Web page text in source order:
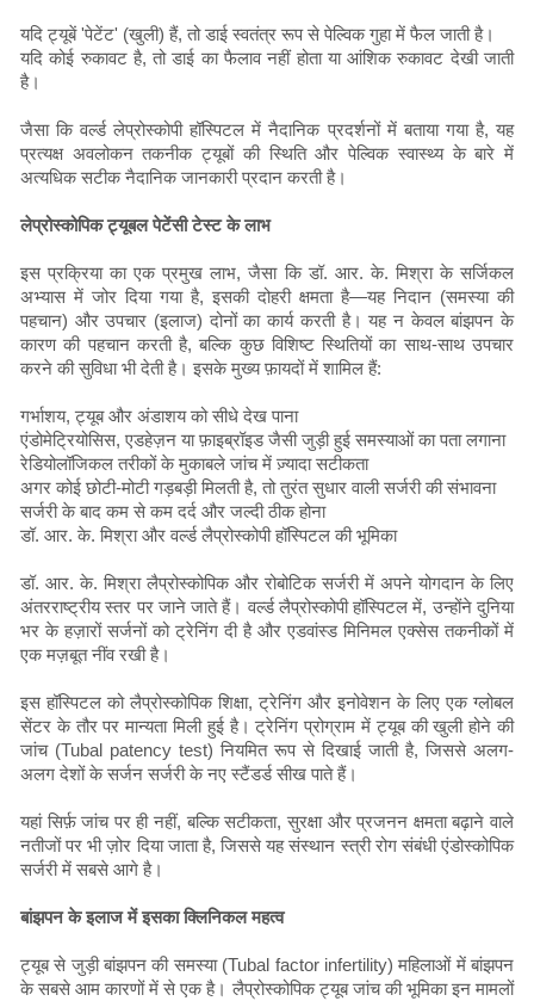
यदि ट्यूबें 'पेटेंट' (खुली) हैं, तो डाई स्वतंत्र रूप से पेल्विक गुहा में फैल जाती है।
यदि कोई रुकावट है, तो डाई का फैलाव नहीं होता या आंशिक रुकावट देखी जाती
है।
जैसा कि वर्ल्ड लेप्रोस्कोपी हॉस्पिटल में नैदानिक ​​प्रदर्शनों में बताया गया है, यह
प्रत्यक्ष अवलोकन तकनीक ट्यूबों की स्थिति और पेल्विक स्वास्थ्य के बारे में
अत्यधिक सटीक नैदानिक ​​जानकारी प्रदान करती है।
लेप्रोस्कोपिक ट्यूबल पेटेंसी टेस्ट के लाभ
इस प्रक्रिया का एक प्रमुख लाभ, जैसा कि डॉ. आर. के. मिश्रा के सर्जिकल
अभ्यास में जोर दिया गया है, इसकी दोहरी क्षमता है—यह निदान (समस्या की
पहचान) और उपचार (इलाज) दोनों का कार्य करती है। यह न केवल बांझपन के
कारण की पहचान करती है, बल्कि कुछ विशिष्ट स्थितियों का साथ-साथ उपचार
करने की सुविधा भी देती है। इसके मुख्य फ़ायदों में शामिल हैं:
गर्भाशय, ट्यूब और अंडाशय को सीधे देख पाना
एंडोमेट्रियोसिस, एडहेज़न या फ़ाइब्रॉइड जैसी जुड़ी हुई समस्याओं का पता लगाना
रेडियोलॉजिकल तरीकों के मुकाबले जांच में ज़्यादा सटीकता
अगर कोई छोटी-मोटी गड़बड़ी मिलती है, तो तुरंत सुधार वाली सर्जरी की संभावना
सर्जरी के बाद कम से कम दर्द और जल्दी ठीक होना
डॉ. आर. के. मिश्रा और वर्ल्ड लैप्रोस्कोपी हॉस्पिटल की भूमिका
डॉ. आर. के. मिश्रा लैप्रोस्कोपिक और रोबोटिक सर्जरी में अपने योगदान के लिए
अंतरराष्ट्रीय स्तर पर जाने जाते हैं। वर्ल्ड लैप्रोस्कोपी हॉस्पिटल में, उन्होंने दुनिया
भर के हज़ारों सर्जनों को ट्रेनिंग दी है और एडवांस्ड मिनिमल एक्सेस तकनीकों में
एक मज़बूत नींव रखी है।
इस हॉस्पिटल को लैप्रोस्कोपिक शिक्षा, ट्रेनिंग और इनोवेशन के लिए एक ग्लोबल
सेंटर के तौर पर मान्यता मिली हुई है। ट्रेनिंग प्रोग्राम में ट्यूब की खुली होने की
जांच (Tubal patency test) नियमित रूप से दिखाई जाती है, जिससे अलग-
अलग देशों के सर्जन सर्जरी के नए स्टैंडर्ड सीख पाते हैं।
यहां सिर्फ़ जांच पर ही नहीं, बल्कि सटीकता, सुरक्षा और प्रजनन क्षमता बढ़ाने वाले
नतीजों पर भी ज़ोर दिया जाता है, जिससे यह संस्थान स्त्री रोग संबंधी एंडोस्कोपिक
सर्जरी में सबसे आगे है।
बांझपन के इलाज में इसका क्लिनिकल महत्व
ट्यूब से जुड़ी बांझपन की समस्या (Tubal factor infertility) महिलाओं में बांझपन
के सबसे आम कारणों में से एक है। लैप्रोस्कोपिक ट्यूब जांच की भूमिका इन मामलों